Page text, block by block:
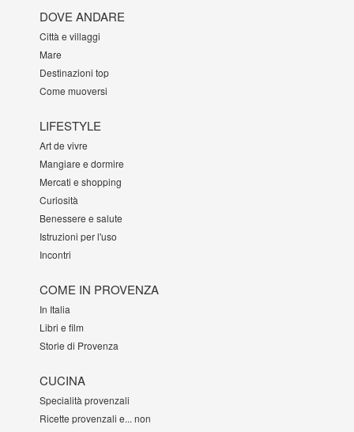
DOVE ANDARE
Città e villaggi
Mare
Destinazioni top
Come muoversi
LIFESTYLE
Art de vivre
Mangiare e dormire
Mercati e shopping
Curiosità
Benessere e salute
Istruzioni per l'uso
Incontri
COME IN PROVENZA
In Italia
Libri e film
Storie di Provenza
CUCINA
Specialità provenzali
Ricette provenzali e... non